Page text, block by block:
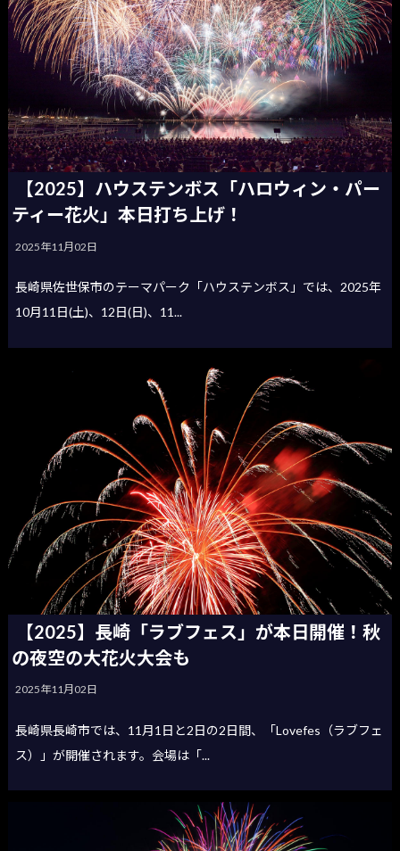
【2025】ハウステンボス「ハロウィン・パー
ティー花火」本日打ち上げ！
2025年11月02日
長崎県佐世保市のテーマパーク「ハウステンボス」では、2025年
10月11日(土)、12日(日)、11...
【2025】長崎「ラブフェス」が本日開催！秋
の夜空の大花火大会も
2025年11月02日
長崎県長崎市では、11月1日と2日の2日間、「Lovefes（ラブフェ
ス）」が開催されます。会場は「...